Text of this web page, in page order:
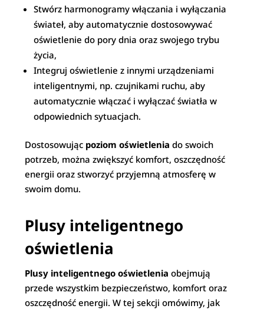
Stwórz harmonogramy włączania i wyłączania
świateł, aby automatycznie dostosowywać
oświetlenie do pory dnia oraz swojego trybu
życia,
Integruj oświetlenie z innymi urządzeniami
inteligentnymi, np. czujnikami ruchu, aby
automatycznie włączać i wyłączać światła w
odpowiednich sytuacjach.
Dostosowując poziom oświetlenia do swoich
potrzeb, można zwiększyć komfort, oszczędność
energii oraz stworzyć przyjemną atmosferę w
swoim domu.
Plusy inteligentnego
oświetlenia
Plusy inteligentnego oświetlenia obejmują
przede wszystkim bezpieczeństwo, komfort oraz
oszczędność energii. W tej sekcji omówimy, jak